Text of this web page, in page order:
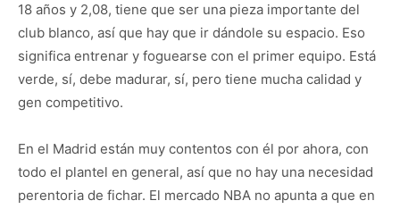
18 años y 2,08, tiene que ser una pieza importante del
club blanco, así que hay que ir dándole su espacio. Eso
significa entrenar y foguearse con el primer equipo. Está
verde, sí, debe madurar, sí, pero tiene mucha calidad y
gen competitivo.
En el Madrid están muy contentos con él por ahora, con
todo el plantel en general, así que no hay una necesidad
perentoria de fichar. El mercado NBA no apunta a que en